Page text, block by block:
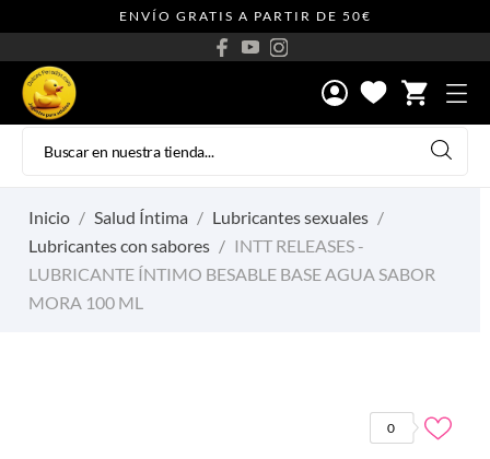
ENVÍO GRATIS A PARTIR DE 50€
shopping_cart
Inicio Salud Íntima
Lubricantes sexuales
Lubricantes con sabores
INTT RELEASES -
LUBRICANTE ÍNTIMO BESABLE BASE AGUA SABOR
MORA 100 ML
0